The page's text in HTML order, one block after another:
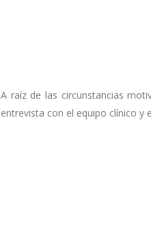
A raíz de las circunstancias
entrevista con el equipo clínico y